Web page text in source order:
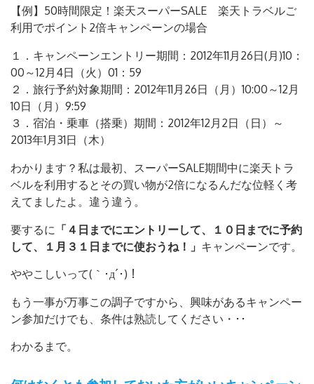
【例】50時間限定！楽天スーパーSALE 楽天トラベルご
利用でポイント2倍キャンペーンの場合
１．キャンペーンエントリー期間：2012年11月26日(月)10：
00～12月4日（火）01：59
２．旅行予約対象期間：2012年11月26日（月）10:00～12月
10日（月）9:59
３．宿泊・乗車（搭乗）期間：2012年12月2日（日）～
2013年1月31日（木）
わかります？私は最初、スーパーSALE期間中に楽天トラ
ベルを利用するとその買い物が2倍になるんだな位軽く考
えてましたよ。違う違う。
要するに 「４日までにエントリーして、１０日までに予約
して、１月３１日までに使おうね！」 キャンペーンです。
ややこしいって(｀･д´･)！
もう一事が万事この調子ですから、興味があるキャンペー
ン参加だけでも、条件は熟読してください・･･
わかるまで。